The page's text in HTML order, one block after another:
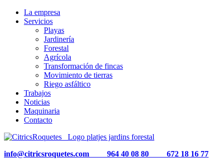
La empresa
Servicios
Playas
Jardinería
Forestal
Agrícola
Transformación de fincas
Movimiento de tierras
Riego asfáltico
Trabajos
Noticias
Maquinaria
Contacto
info@citricsroquetes.com 964 40 08 80 672 18 16 77